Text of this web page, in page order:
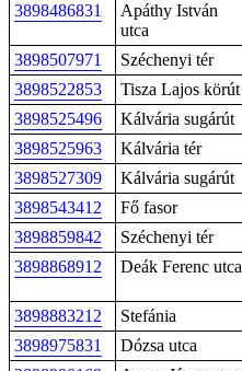
3898486831
Apáthy István
utca
3898507971 Széchenyi tér
3898522853
Tisza Lajos körút
3898525496
Kálvária sugárút
3898525963
Kálvária tér
3898527309
Kálvária sugárút
3898543412
Fő fasor
3898859842
Széchenyi tér
3898868912
Deák Ferenc utca
3898883212 Stefánia
3898975831
Dózsa utca